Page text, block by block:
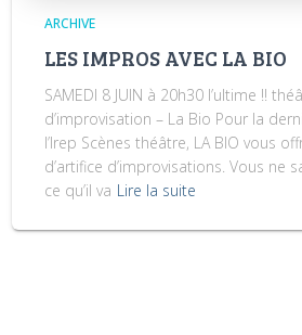
ARCHIVE
LES IMPROS AVEC LA BIO
SAMEDI 8 JUIN à 20h30 l’ultime !!
d’improvisation – La Bio Pour la
l’Irep Scènes théâtre, LA BIO vous
d’artifice d’improvisations. Vous ne
ce qu’il va Lire la suite